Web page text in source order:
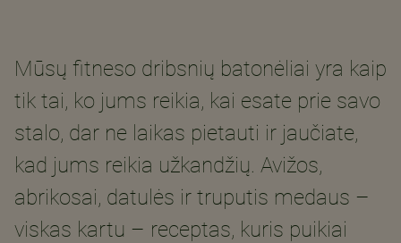
Mūsų fitneso dribsnių batonėliai yra kaip
tik tai, ko jums reikia, kai esate prie savo
stalo, dar ne laikas pietauti ir jaučiate,
kad jums reikia užkandžių. Avižos,
abrikosai, datulės ir truputis medaus –
viskas kartu – receptas, kuris puikiai